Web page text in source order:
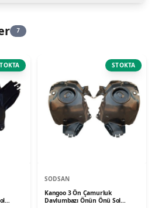
7
STOKTA
SODSAN
Kangoo 3 Ön Çamurluk
Davlumbazı Önün Önü Sol